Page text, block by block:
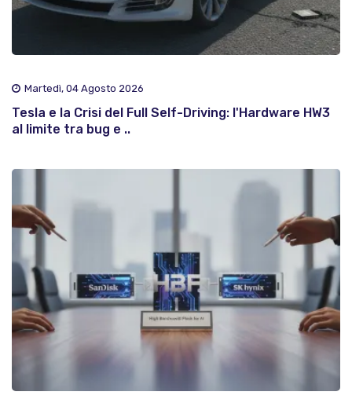
Martedì, 04 Agosto 2026
Tesla e la Crisi del Full Self-Driving: l'Hardware HW3
al limite tra bug e ..